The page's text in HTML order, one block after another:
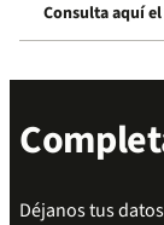
Consulta aquí
inscripción
Déjanos tus